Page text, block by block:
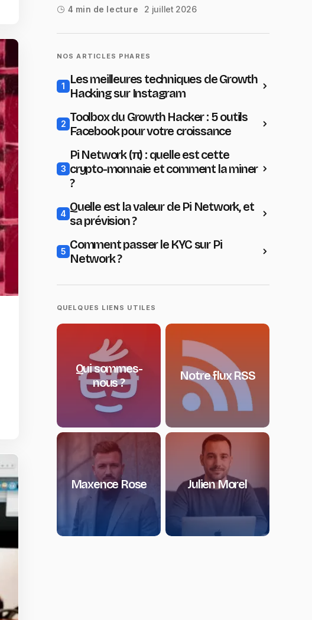
4 min de lecture 2 juillet 2026
NOS ARTICLES PHARES
1
Les meilleures techniques de Growth
Hacking sur Instagram
2 Toolbox du Growth Hacker : 5 outils
Facebook pour votre croissance
3
Pi Network (π) : quelle est cette
crypto-monnaie et comment la miner
?
4 Quelle est la valeur de Pi Network, et
sa prévision ?
5 Comment passer le KYC sur Pi
Network ?
QUELQUES LIENS UTILES
Qui sommes-
nous ?
Notre flux RSS
Maxence Rose Julien Morel